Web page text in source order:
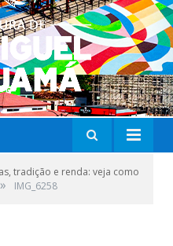
tradição e renda: veja como
» IMG_6258